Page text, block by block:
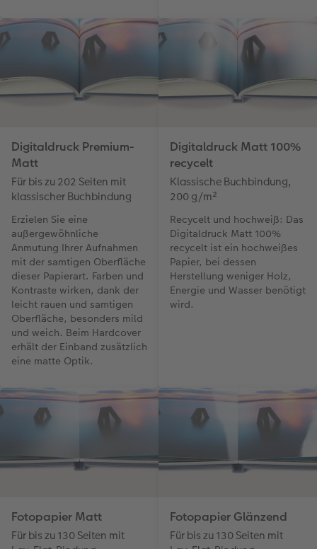
Digitaldruck Premium-
Matt
Für bis zu 202 Seiten mit
klassischer Buchbindung
Erzielen Sie eine
außergewöhnliche
Anmutung Ihrer Aufnahmen
mit der samtigen Oberfläche
dieser Papierart. Farben und
Kontraste wirken, dank der
leicht rauen und samtigen
Oberfläche, besonders mild
und weich. Beim Hardcover
erhält der Einband zusätzlich
eine matte Optik.
Digitaldruck Matt 100%
recycelt
Klassische Buchbindung,
200 g/m²
Recycelt und hochweiß: Das
Digitaldruck Matt 100%
recycelt ist ein hochweißes
Papier, bei dessen
Herstellung weniger Holz,
Energie und Wasser benötigt
wird.
Fotopapier Matt
Für bis zu 130 Seiten mit
Fotopapier Glänzend
Für bis zu 130 Seiten mit